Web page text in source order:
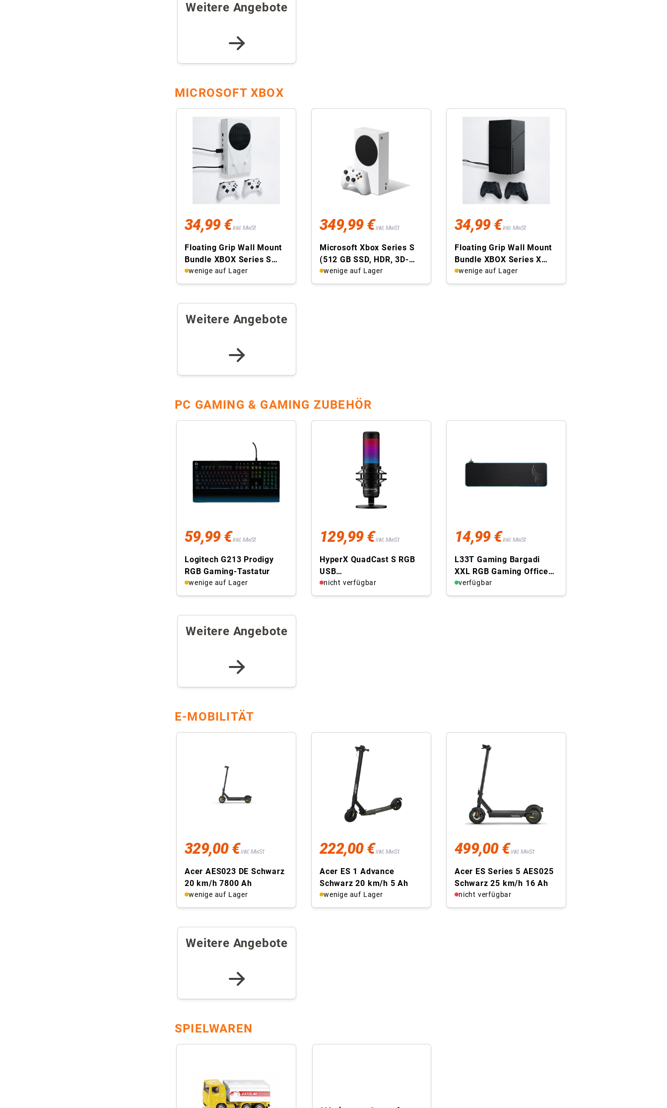
Weitere Angebote
MICROSOFT XBOX
34,99 €inkl. MwSt
Floating Grip Wall Mount
Bundle XBOX Series S
Wandhalterung, XSS + 2x
...
wenige auf Lager
349,99 €inkl. MwSt
Microsoft Xbox Series S
(512 GB SSD, HDR, 3D-
Raumklang)
wenige auf Lager
34,99 €inkl. MwSt
Floating Grip Wall Mount
Bundle XBOX Series X
Wandhalterung, XSX + 2x
...
wenige auf Lager
Weitere Angebote
PC GAMING & GAMING ZUBEHÖR
59,99 €inkl. MwSt
Logitech G213 Prodigy
RGB Gaming-Tastatur
wenige auf Lager
129,99 €inkl. MwSt
HyperX QuadCast S RGB
USB
Kondensatormikrofon PC
PS4 Mac Tischmikrofon
nicht verfügbar
14,99 €inkl. MwSt
L33T Gaming Bargadi
XXL RGB Gaming Office
Mauspad Schreibtisch
Unterlage Matte
verfügbar
Weitere Angebote
E-MOBILITÄT
329,00 €inkl. MwSt
Acer AES023 DE Schwarz
20 km/h 7800 Ah
wenige auf Lager
222,00 €inkl. MwSt
Acer ES 1 Advance
Schwarz 20 km/h 5 Ah
wenige auf Lager
499,00 €inkl. MwSt
Acer ES Series 5 AES025
Schwarz 25 km/h 16 Ah
nicht verfügbar
Weitere Angebote
SPIELWAREN